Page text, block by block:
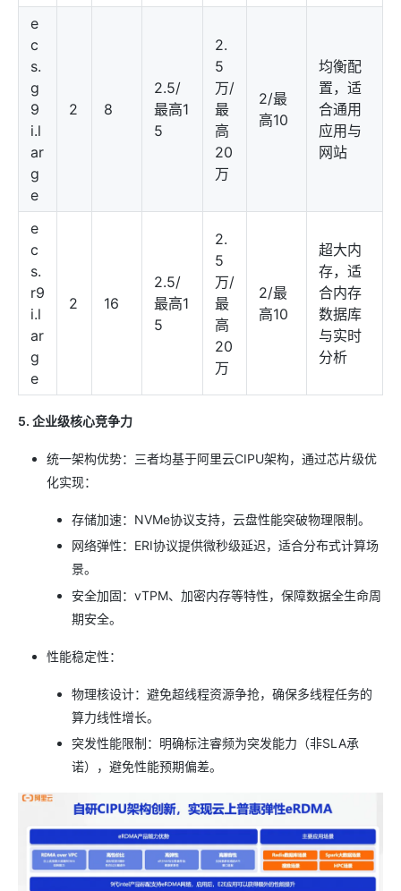
e
c
s.
g
9
i.l
ar
g
e
2 8
2.5/
最高1
5
2.
5
万/
最
高
20
万
2/最
高10
均衡配
置，适
合通用
应用与
网站
e
c
s.
r9
i.l
ar
g
e
2 16
2.5/
最高1
5
2.
5
万/
最
高
20
万
2/最
高10
超大内
存，适
合内存
数据库
与实时
分析
5. 企业级核心竞争力
统一架构优势：三者均基于阿里云CIPU架构，通过芯片级优
化实现：
存储加速：NVMe协议支持，云盘性能突破物理限制。
网络弹性：ERI协议提供微秒级延迟，适合分布式计算场
景。
安全加固：vTPM、加密内存等特性，保障数据全生命周
期安全。
性能稳定性：
物理核设计：避免超线程资源争抢，确保多线程任务的
算力线性增长。
突发性能限制：明确标注睿频为突发能力（非SLA承
诺），避免性能预期偏差。